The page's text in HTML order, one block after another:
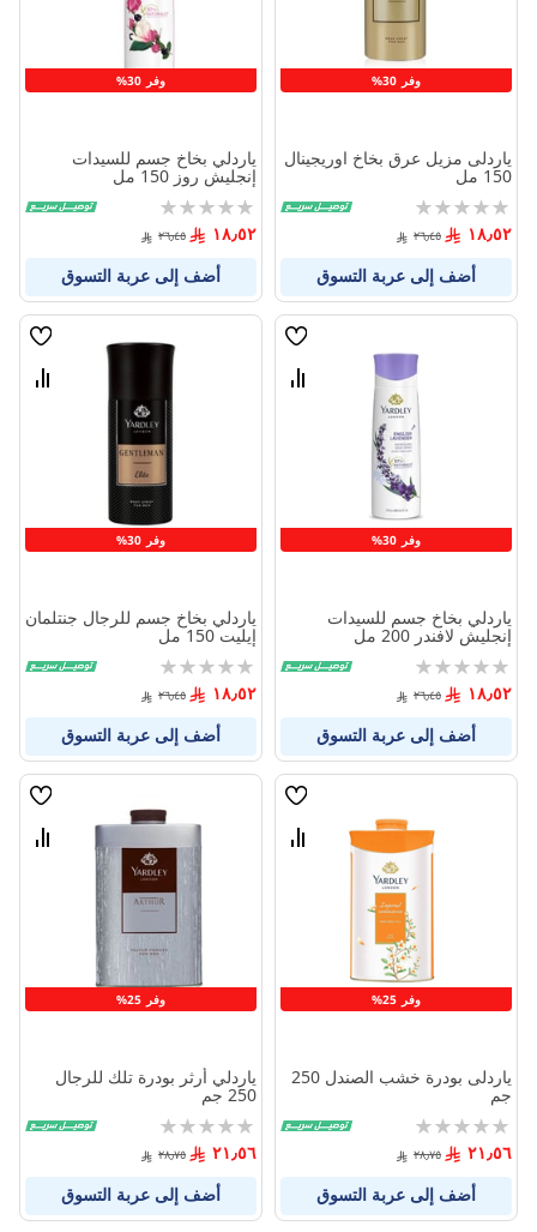
وفر 30%
ياردلى مزيل عرق بخاخ اوريجينال
150 مل
Rating:
0%
١٨٫٥٢ ٢٦٫٤٥
أضف إلى عربة التسوق
وفر 30%
ياردلي بخاخ جسم للسيدات
إنجليش روز 150 مل
Rating:
0%
١٨٫٥٢ ٢٦٫٤٥
أضف إلى عربة التسوق
وفر 30%
قائمة
قارن
ياردلي بخاخ جسم للسيدات
إنجليش لافندر 200 مل
Rating:
0%
١٨٫٥٢ ٢٦٫٤٥
أضف إلى عربة التسوق
وفر 30%
قائمة
قارن
ياردلي بخاخ جسم للرجال جنتلمان
إيليت 150 مل
Rating:
0%
١٨٫٥٢ ٢٦٫٤٥
أضف إلى عربة التسوق
وفر 25%
قائمة
قارن
ياردلى بودرة خشب الصندل 250
جم
Rating:
0%
٢١٫٥٦ ٢٨٫٧٥
أضف إلى عربة التسوق
وفر 25%
قائمة
قارن
ياردلي أرثر بودرة تلك للرجال
250 جم
Rating:
0%
٢١٫٥٦ ٢٨٫٧٥
أضف إلى عربة التسوق